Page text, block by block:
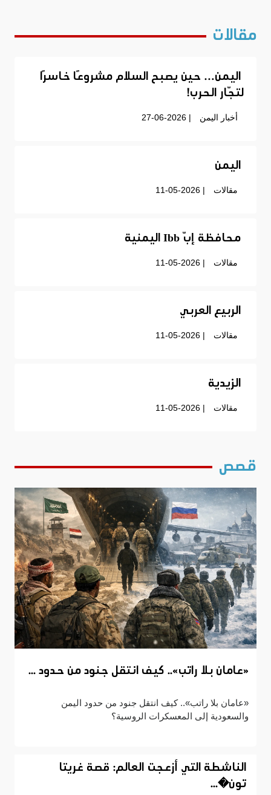
مقالات
اليمن… حين يصبح السلام مشروعًا خاسرًا
لتجّار الحرب!
أخبار اليمن | 27-06-2026
اليمن
مقالات | 11-05-2026
محافظة إبّ Ibb اليمنية
مقالات | 11-05-2026
الربيع العربي
مقالات | 11-05-2026
الزيدية
مقالات | 11-05-2026
قصص
«عامان بلا راتب».. كيف انتقل جنود من حدود ...
«عامان بلا راتب».. كيف انتقل جنود من حدود اليمن
والسعودية إلى المعسكرات الروسية؟
الناشطة التي أزعجت العالم: قصة غريتا
تون�...